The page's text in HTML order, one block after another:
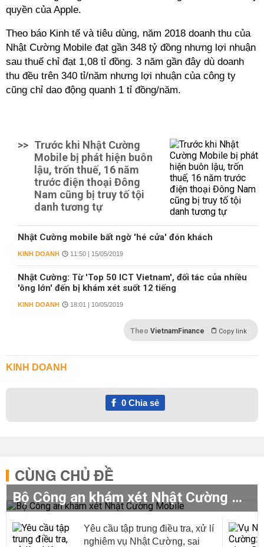
quyền của Apple.
Theo báo Kinh tế và tiêu dùng, năm 2018 doanh thu của
Nhật Cường Mobile đạt gần 348 tỷ đồng nhưng lợi nhuận
sau thuế chỉ đạt 1,08 tỉ đồng. 3 năm gần đây dù doanh
thu đều trên 340 tỉ/năm nhưng lợi nhuận của công ty
cũng chỉ dao động quanh 1 tỉ đồng/năm.
>> Trước khi Nhật Cường
Mobile bị phát hiện buôn
lậu, trốn thuế, 16 năm
trước điện thoại Đông
Nam cũng bị truy tố tội
danh tương tự
Nhật Cường mobile bất ngờ 'hé cửa' đón khách
KINH DOANH 11:50 | 15/05/2019
Nhật Cường: Từ 'Top 50 ICT Vietnam', đối tác của nhiều
'ông lớn' đến bị khám xét suốt 12 tiếng
KINH DOANH 18:01 | 10/05/2019
Theo VietnamFinance Copy link
KINH DOANH
0Chia sẻ
CÙNG CHỦ ĐỀ
Bộ Công an khám xét Nhật Cường Mobile
Yêu cầu tập trung điều tra, xử lí
nghiêm vụ Nhật Cường, sai